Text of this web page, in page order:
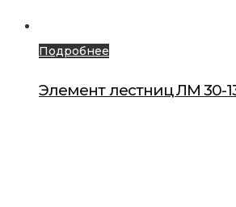
Подробнее
Элемент лестниц ЛМ 30-